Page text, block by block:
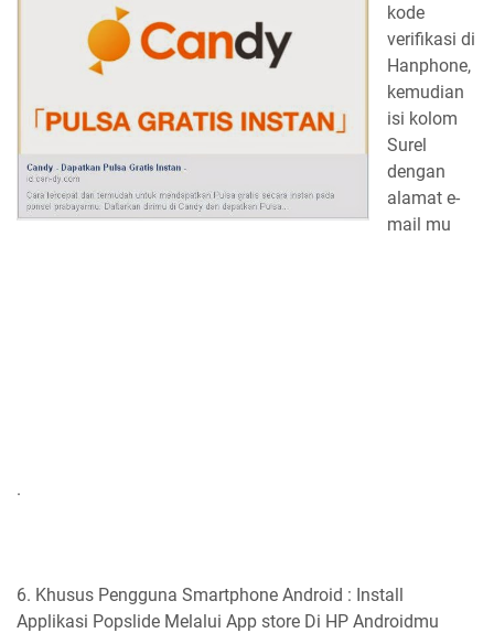
kode
verifikasi di
Hanphone,
kemudian
isi kolom
Surel
dengan
alamat e-
mail mu
.
6. Khusus Pengguna Smartphone Android : Install
Applikasi Popslide Melalui App store Di HP Androidmu